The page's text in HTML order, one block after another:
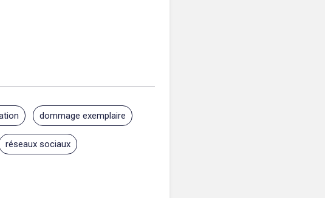
dommage exemplaire
réseaux sociaux